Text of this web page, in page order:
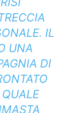
IL
UNA
DI